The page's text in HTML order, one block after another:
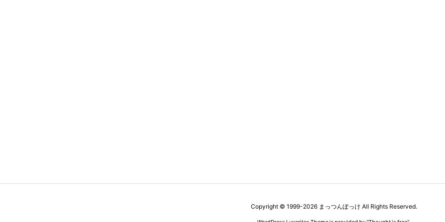
Copyright © 1999-2026 まっつんぽっけ All Rights Reserved.